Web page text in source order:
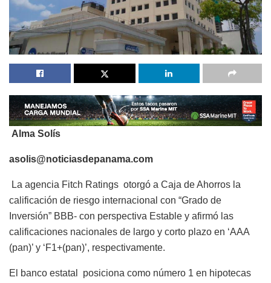
Alma Solís
asolis@noticiasdepanama.com
La agencia Fitch Ratings otorgó a Caja de Ahorros la
calificación de riesgo internacional con “Grado de
Inversión” BBB- con perspectiva Estable y afirmó las
calificaciones nacionales de largo y corto plazo en ‘AAA
(pan)’ y ‘F1+(pan)’, respectivamente.
El banco estatal posiciona como número 1 en hipotecas